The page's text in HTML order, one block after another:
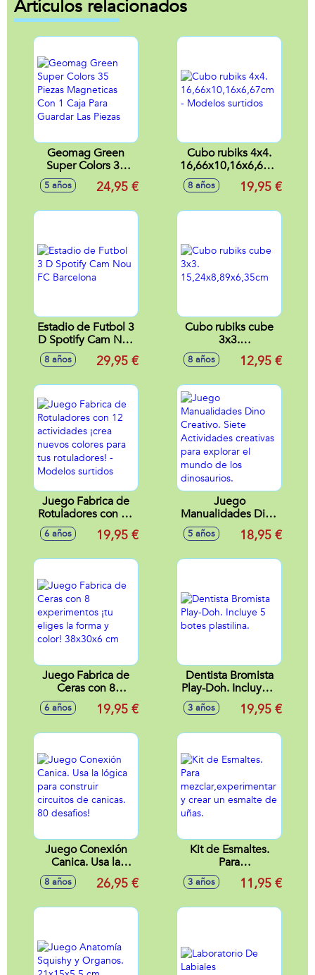
Artículos relacionados
Geomag Green
Super Colors 35
Piezas Magneticas
Con 1 Caja Para
5 años 24,95 €
Cubo rubiks 4x4.
16,66x10,16x6,67cm
- Modelos surtidos
8 años 19,95 €
Estadio de Futbol 3
D Spotify Cam Nou
FC Barcelona
8 años 29,95 €
Cubo rubiks cube
3x3.
15,24x8,89x6,35cm
8 años 12,95 €
Juego Fabrica de
Rotuladores con 12
actividades ¡crea
nuevos colores
Modelos surtidos
6 años 19,95 €
Juego
Manualidades Dino
Creativo. Siete
Actividades
5 años 18,95 €
Juego Fabrica de
Ceras con 8
experimentos ¡tu
eliges la forma y
6 años 19,95 €
Dentista Bromista
Play-Doh. Incluye 5
botes plastilina.
3 años 19,95 €
Juego Conexión
Canica. Usa la
lógica para
construir circuitos
8 años 26,95 €
Kit de Esmaltes.
Para
mezclar,experimentar
y crear un esmalte
3 años 11,95 €